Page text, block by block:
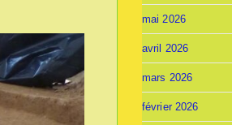
mai 2026
avril 2026
mars 2026
février 2026